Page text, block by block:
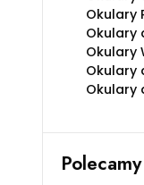
Okulary
Okulary
Okulary
Okulary
Okulary
Polecamy